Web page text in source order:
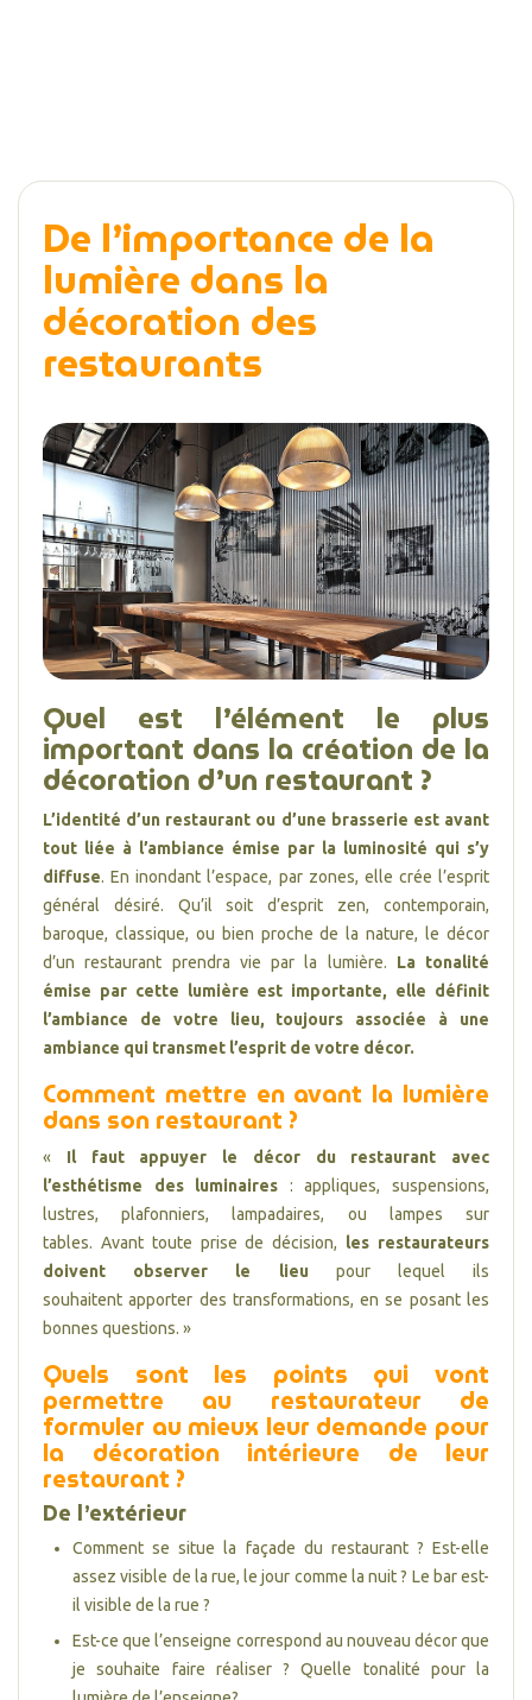
De l’importance de la
lumière dans la
décoration des
restaurants
Quel est l’élément le plus
important dans la création de la
décoration d’un restaurant ?
L’identité d’un restaurant ou d’une brasserie est avant
tout liée à l’ambiance émise par la luminosité qui s’y
diffuse. En inondant l’espace, par zones, elle crée l’esprit
général désiré. Qu’il soit d’esprit zen, contemporain,
baroque, classique, ou bien proche de la nature, le décor
d’un restaurant prendra vie par la lumière. La tonalité
émise par cette lumière est importante, elle définit
l’ambiance de votre lieu, toujours associée à une
ambiance qui transmet l’esprit de votre décor.
Comment mettre en avant la lumière
dans son restaurant ?
« Il faut appuyer le décor du restaurant avec
l’esthétisme des luminaires : appliques, suspensions,
lustres, plafonniers, lampadaires, ou lampes sur
tables. Avant toute prise de décision, les restaurateurs
doivent observer le lieupour lequel ils
souhaitent apporter des transformations, en se posant les
bonnes questions. »
Quels sont les points qui vont
permettre au restaurateur de
formuler au mieux leur demande pour
la décoration intérieure de leur
restaurant ?
De l’extérieur
Comment se situe la façade du restaurant ? Est-elle
assez visible de la rue, le jour comme la nuit ? Le bar est-
il visible de la rue ?
Est-ce que l’enseigne correspond au nouveau décor que
je souhaite faire réaliser ? Quelle tonalité pour la